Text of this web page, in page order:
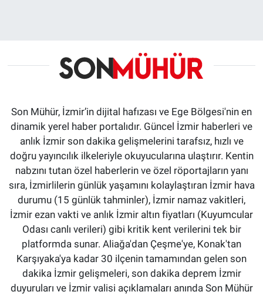
Son Mühür, İzmir’in dijital hafızası ve Ege Bölgesi'nin en
dinamik yerel haber portalıdır. Güncel İzmir haberleri ve
anlık İzmir son dakika gelişmelerini tarafsız, hızlı ve
doğru yayıncılık ilkeleriyle okuyucularına ulaştırır. Kentin
nabzını tutan özel haberlerin ve özel röportajların yanı
sıra, İzmirlilerin günlük yaşamını kolaylaştıran İzmir hava
durumu (15 günlük tahminler), İzmir namaz vakitleri,
İzmir ezan vakti ve anlık İzmir altın fiyatları (Kuyumcular
Odası canlı verileri) gibi kritik kent verilerini tek bir
platformda sunar. Aliağa'dan Çeşme'ye, Konak'tan
Karşıyaka'ya kadar 30 ilçenin tamamından gelen son
dakika İzmir gelişmeleri, son dakika deprem İzmir
duyuruları ve İzmir valisi açıklamaları anında Son Mühür